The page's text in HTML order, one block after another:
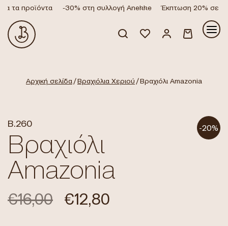
τα προϊόντα -30% στη συλλογή Anekke Έκπτωση 20% σε
Αρχική σελίδα/Βραχιόλια Χεριού / Βραχιόλι Amazonia
-20%
B.260
Βραχιόλι
Amazonia
€16,00 €12,80